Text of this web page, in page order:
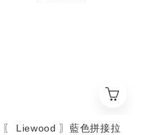
〖 Liewood 〗藍色拼接拉